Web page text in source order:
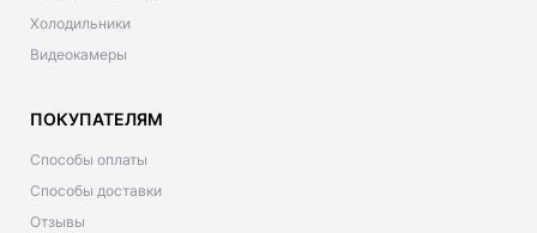
Холодильники
Видеокамеры
ПОКУПАТЕЛЯМ
Способы оплаты
Способы доставки
Отзывы